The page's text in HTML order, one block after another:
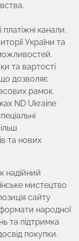
канали,
України та
та вартості
дозволяє
рамок.
ND Ukraine
та нових
надійний
мистецтво
сайту
формати народної
та підтримка
покупки.